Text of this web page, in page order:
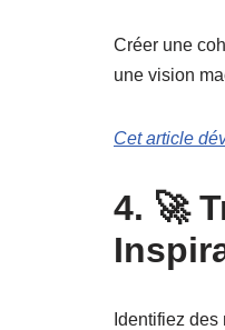
Créer une
une vision
Cet article
4. 🚀
Identifiez